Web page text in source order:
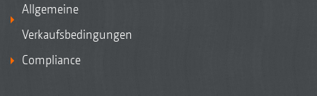
Allgemeine
Verkaufsbedingungen
Compliance